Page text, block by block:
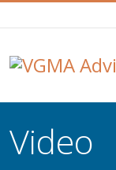
Video